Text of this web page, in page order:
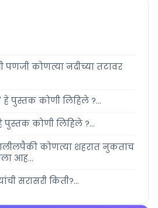
पणजी कोणत्या नदीच्या तटावर
हे पुस्तक कोणी लिहिले ?...
पुस्तक कोणी लिहिले ?...
कोणत्या शहरात नुकताच
आह...
सरासरी किती?...